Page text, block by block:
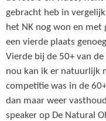
gebracht heb in
het NK nog won en
een vierde plaats
Vierde bij de 50+ van de
nou kan ik er natuurlijk
competitie was in de
dan maar weer
speaker op De Natural